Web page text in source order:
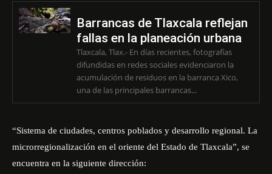
Barrancas de Tlaxcala reflejan
fallas en la planeación urbana
Tlaxcala, Tlax.- En días recientes, fotografías
difundidas en redes sociales evidenciaron la
acumulación de residuos en la barranca Xico,
una de las principales barrancas...
“Sistema de ciudades, centros poblados y desarrollo regional. La
microrregionalización en el oriente del Estado de Tlaxcala”, se
encuentra en la siguiente dirección: